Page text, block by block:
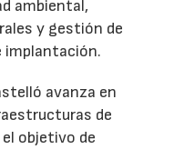
ambiental,
y gestión de
implantación.
avanza en
de
objetivo de